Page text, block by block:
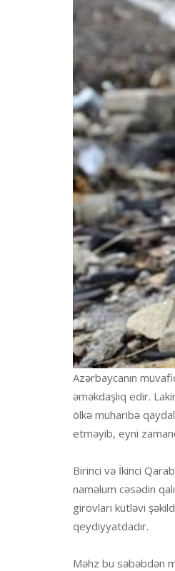
Azərbaycanın
əməkdaşlıq edir.
ölkə müharibə
etməyib, eyni
Birinci və İkinci
naməlum cəsədin
girovları kütləvi
qeydiyyatdadır.
Məhz bu səbəbdən